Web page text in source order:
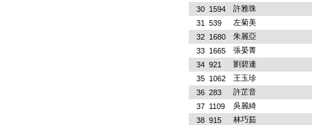
30 1594
許雅珠
31
539
左菊美
32 1680
朱麗亞
33 1665
張晏菁
34 921
劉碧連
35 1062
王玉珍
36 283
許芷音
37 1109
吳麗綺
38 915
林巧茹